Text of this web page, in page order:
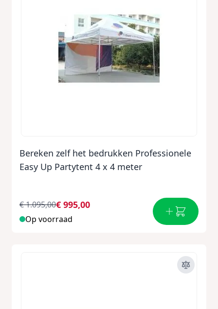
Bereken zelf het bedrukken Professionele
Easy Up Partytent 4 x 4 meter
€ 995,00
€ 1.095,00
Op voorraad